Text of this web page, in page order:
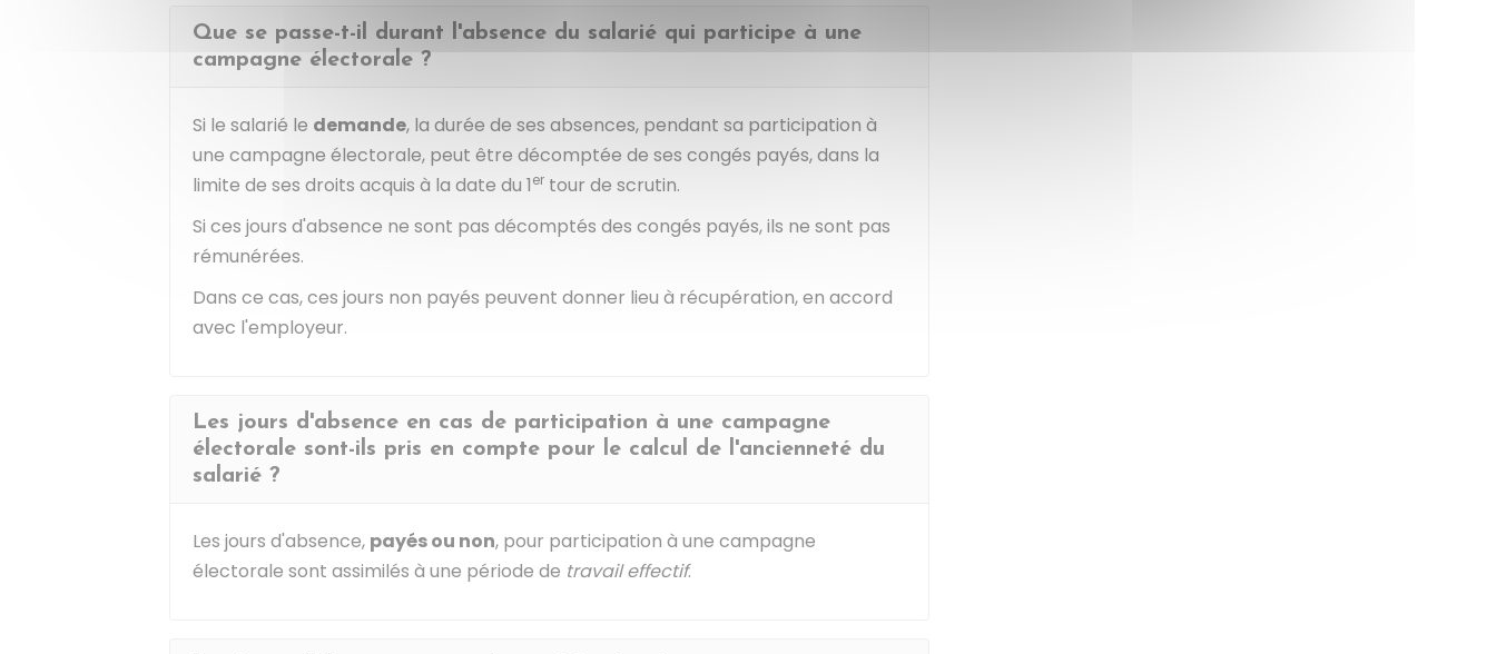
Que se passe-t-il durant l'absence du salarié qui participe à une
campagne électorale ?
Si le salarié le demande, la durée de ses absences, pendant sa participation à
une campagne électorale, peut être décomptée de ses congés payés, dans la
limite de ses droits acquis à la date du 1er tour de scrutin.
Si ces jours d'absence ne sont pas décomptés des congés payés, ils ne sont pas
rémunérées.
Dans ce cas, ces jours non payés peuvent donner lieu à récupération, en accord
avec l'employeur.
Les jours d'absence en cas de participation à une campagne
électorale sont-ils pris en compte pour le calcul de l'ancienneté du
salarié ?
Les jours d'absence, payés ou non, pour participation à une campagne
électorale sont assimilés à une période de travail effectif.